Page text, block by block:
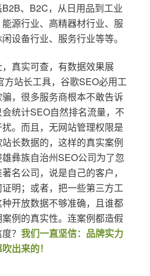
、B2C，从日用品到工业
源行业、高精器材行业、服
设备行业、服务行业等等。
真实可查，有数据效果展
站长工具，谷歌SEO必用工
，很多服务商根本不敢告诉
统计SEO自然排名流量，不
。而且，无网站管理权限是
长数据的，这样的真实案例
彝族自治州SEO公司为了忽
名公司，说是自己的客户，
明；或者，把一些第三方工
开放数据不够准确，且谁都
例的真实性。连案例都造假
？ 我们一直坚信：品牌实力
出来的！